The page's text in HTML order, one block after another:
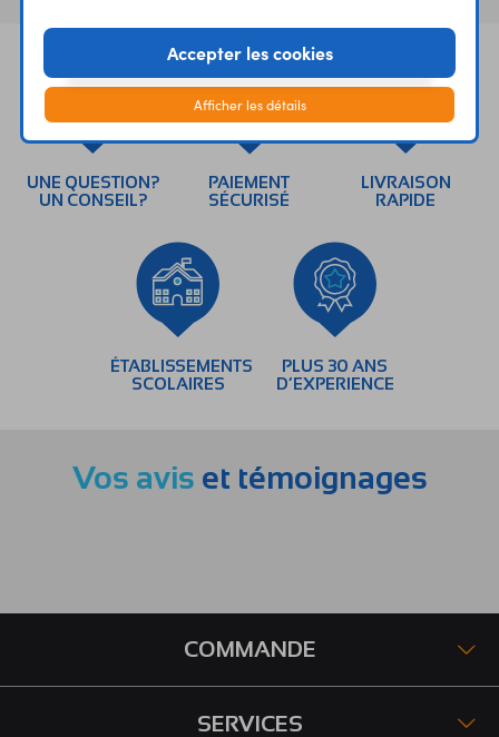
UNE QUESTION?
UN CONSEIL?
PAIEMENT
SÉCURISÉ
LIVRAISON
RAPIDE
ÉTABLISSEMENTS
SCOLAIRES
PLUS 30 ANS
D’EXPERIENCE
Vos avis et témoignages
COMMANDE
SERVICES
Accepter les cookies
Afficher les détails